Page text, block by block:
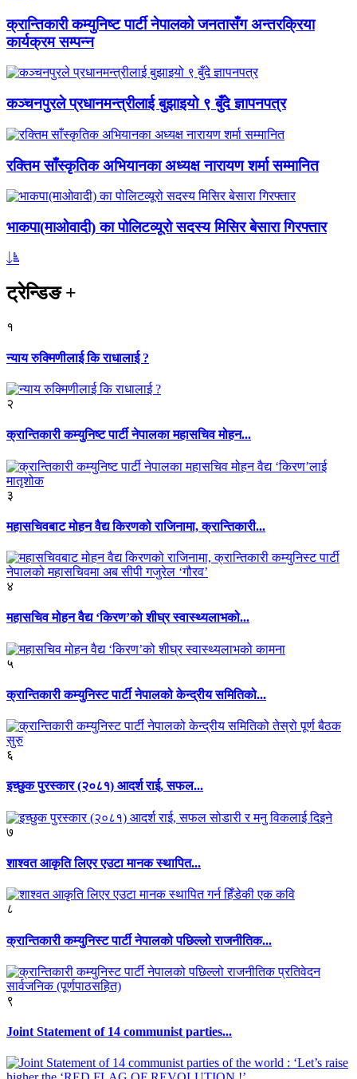
क्रान्तिकारी कम्युनिष्ट पार्टी नेपालको जनतासँग अन्तरक्रिया
कार्यक्रम सम्पन्न
कञ्चनपुरले प्रधानमन्त्रीलाई बुझाइयो ९ बुँदे ज्ञापनपत्र
रक्तिम साँस्कृतिक अभियानका अध्यक्ष नारायण शर्मा सम्मानित
भाकपा(माओवादी) का पोलिटव्यूरो सदस्य मिसिर बेसारा गिरफ्तार
ट्रेन्डिङ+
१
न्याय रुक्मिणीलाई कि राधालाई ?
२
क्रान्तिकारी कम्युनिष्ट पार्टी नेपालका महासचिव मोहन...
३
महासचिवबाट मोहन वैद्य किरणको राजिनामा, क्रान्तिकारी...
४
महासचिव मोहन वैद्य ‘किरण’को शीघ्र स्वास्थ्यलाभको...
५
क्रान्तिकारी कम्युनिस्ट पार्टी नेपालको केन्द्रीय समितिको...
६
इच्छुक पुरस्कार (२०८१) आदर्श राई, सफल...
७
शाश्वत आकृति लिएर एउटा मानक स्थापित...
८
क्रान्तिकारी कम्युनिस्ट पार्टी नेपालको पछिल्लो राजनीतिक...
९
Joint Statement of 14 communist parties...